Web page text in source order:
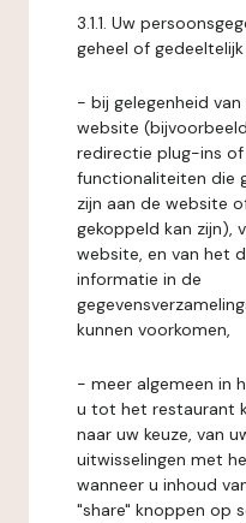
3.1.1. Uw
geheel of
- bij gelegenheid
website
redirectie plug-ins
functionaliteiten die
zijn aan de website
gekoppeld kan zijn),
website, en van het
informatie in de
kunnen voorkomen,
- meer algemeen in
u tot het restaurant
naar uw keuze, van
uitwisselingen met
wanneer u inhoud
"share" knoppen op